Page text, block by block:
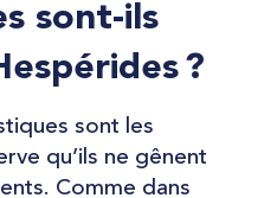
sont-ils
?
sont les
qu’ils ne gênent
Comme dans